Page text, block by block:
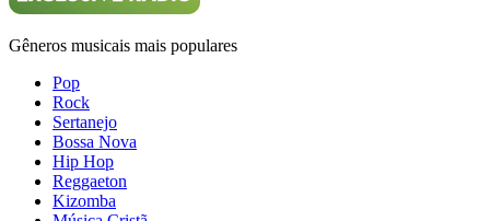
Gêneros musicais mais populares
Pop
Rock
Sertanejo
Bossa Nova
Hip Hop
Reggaeton
Kizomba